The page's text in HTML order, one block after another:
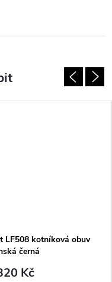
LF508 kotníková obuv
černá
Kč